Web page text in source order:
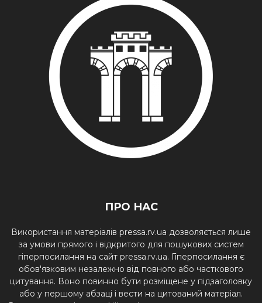
ПРО НАС
Використання матеріалів pressa.rv.ua дозволяється лише
за умови прямого і відкритого для пошукових систем
гіперпосилання на сайт pressa.rv.ua. Гіперпосилання є
обов'язковим незалежно від повного або часткового
цитування. Воно повинно бути розміщене у підзаголовку
або у першому абзаці і вести на цитований матеріал.